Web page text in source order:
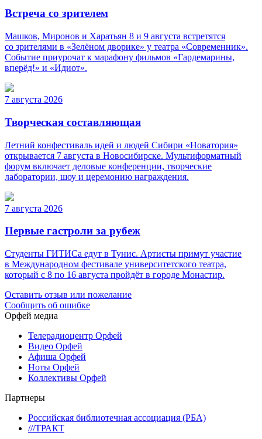
Встреча со зрителем
Машков, Миронов и Харатьян 8 и 9 августа встретятся
со зрителями в «Зелёном дворике» у театра «Современник».
Событие приурочат к марафону фильмов «Гардемарины,
вперёд!» и «Идиот».
7 августа 2026
Творческая составляющая
Летний конфестиваль идей и людей Сибири «Новатория»
открывается 7 августа в Новосибирске. Мультиформатный
форум включает деловые конференции, творческие
лаборатории, шоу и церемонию награждения.
7 августа 2026
Первые гастроли за рубеж
Студенты ГИТИСа едут в Тунис. Артисты примут участие
в Международном фестивале университетского театра,
который с 8 по 16 августа пройдёт в городе Монастир.
Оставить отзыв или пожелание
Сообщить об ошибке
Орфей медиа
Телерадиоцентр Орфей
Видео Орфей
Афиша Орфей
Ноты Орфей
Коллективы Орфей
Партнеры
Российская библиотечная ассоциация (РБА)
///ТРАКТ